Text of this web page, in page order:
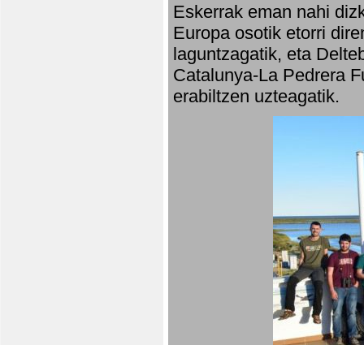
Eskerrak eman nahi
Europa osotik etorri
laguntzagatik, eta
Catalunya-La Pedrera
erabiltzen uzteagatik.